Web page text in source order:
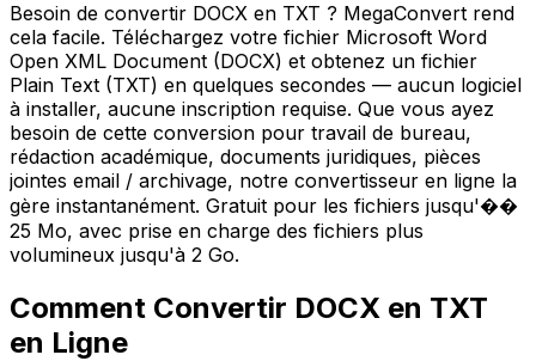
Besoin de convertir DOCX en TXT ? MegaConvert rend
cela facile. Téléchargez votre fichier Microsoft Word
Open XML Document (DOCX) et obtenez un fichier
Plain Text (TXT) en quelques secondes — aucun logiciel
à installer, aucune inscription requise. Que vous ayez
besoin de cette conversion pour travail de bureau,
rédaction académique, documents juridiques, pièces
jointes email / archivage, notre convertisseur en ligne la
gère instantanément. Gratuit pour les fichiers jusqu'��
25 Mo, avec prise en charge des fichiers plus
volumineux jusqu'à 2 Go.
Comment Convertir DOCX en TXT
en Ligne